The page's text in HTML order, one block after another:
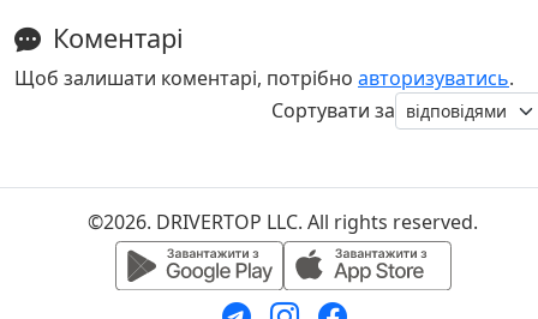
Коментарі
Щоб залишати коментарі, потрібно авторизуватись.
Сортувати за
©2026. DRIVERTOP LLC. All rights reserved.